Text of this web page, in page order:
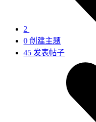
2
0 创建主题
45 发表帖子